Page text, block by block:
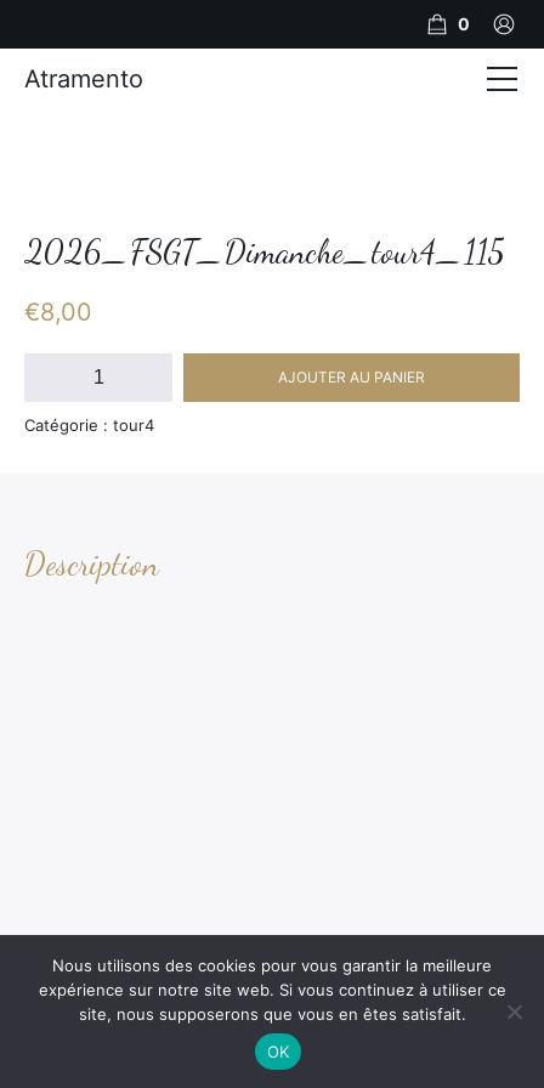
2026_FSGT_Dimanche_tour4_115
€8,00
quantité
2026_FSGT_Dimanche_tour4_115
AJOUTER AU PANIER
Catégorie : tour4
Description
0
Atramento
Photos
Nous utilisons des cookies pour vous garantir la meilleure
expérience sur notre site web. Si vous continuez à utiliser ce
site, nous supposerons que vous en êtes satisfait.
OK